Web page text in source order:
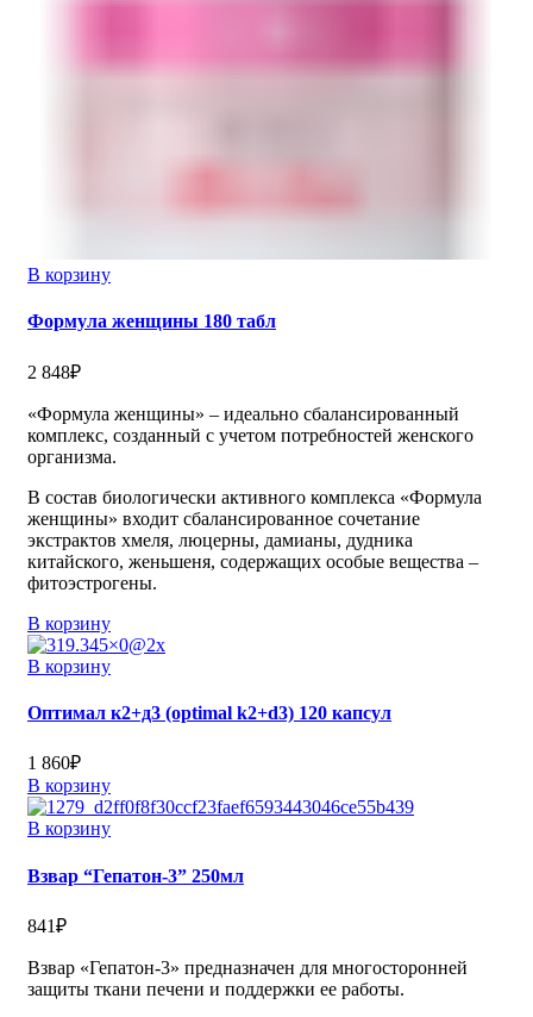
В корзину
Формула женщины 180 табл
2 848₽
«Формула женщины» – идеально сбалансированный
комплекс, созданный с учетом потребностей женского
организма.
В состав биологически активного комплекса «Формула
женщины» входит сбалансированное сочетание
экстрактов хмеля, люцерны, дамианы, дудника
китайского, женьшеня, содержащих особые вещества –
фитоэстрогены.
В корзину
В корзину
Оптимал к2+д3 (optimal k2+d3) 120 капсул
1 860₽
В корзину
В корзину
Взвар “Гепатон-3” 250мл
841₽
Взвар «Гепатон-3» предназначен для многосторонней
защиты ткани печени и поддержки ее работы.